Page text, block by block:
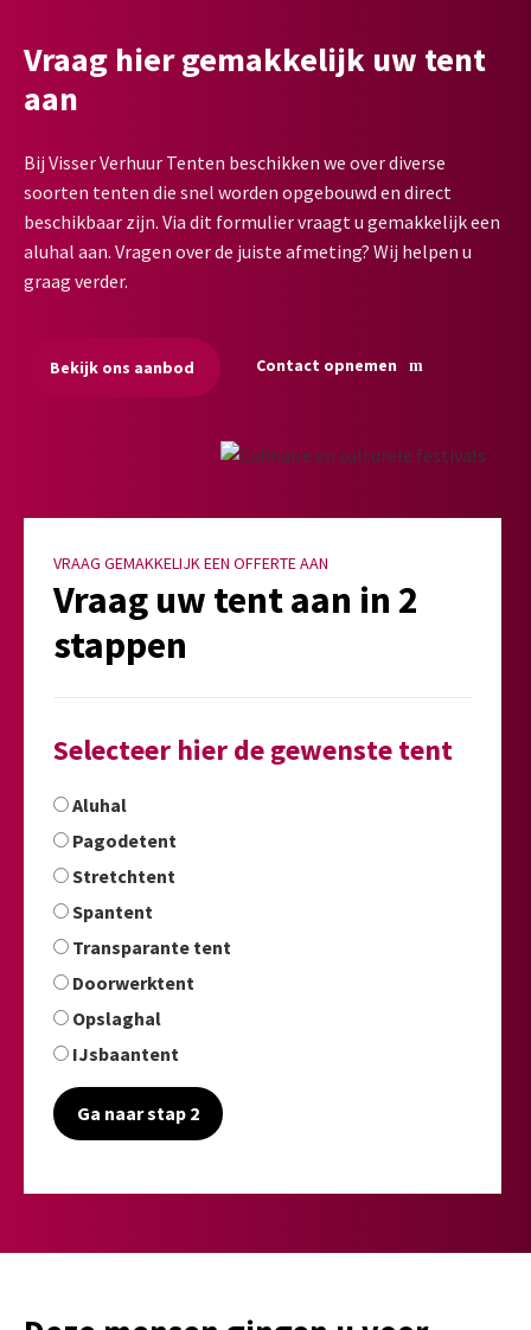
Vraag hier gemakkelijk uw tent
aan
Bij Visser Verhuur Tenten beschikken we over diverse
soorten tenten die snel worden opgebouwd en direct
beschikbaar zijn. Via dit formulier vraagt u gemakkelijk een
aluhal aan. Vragen over de juiste afmeting? Wij helpen u
graag verder.
Bekijk ons aanbod Contact opnemen
VRAAG GEMAKKELIJK EEN OFFERTE AAN
Vraag uw tent aan in 2
stappen
Selecteer hier de gewenste tent
Aluhal
Pagodetent
Stretchtent
Spantent
Transparante tent
Doorwerktent
Opslaghal
IJsbaantent
Ga naar stap 2